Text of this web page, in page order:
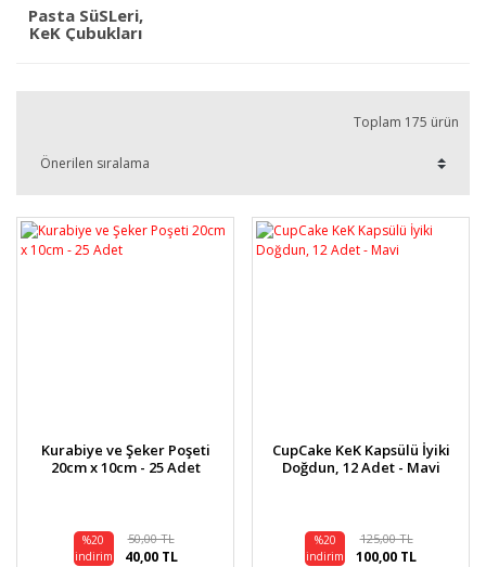
Pasta SüSLeri,
KeK Çubukları
Toplam 175 ürün
Kurabiye ve Şeker Poşeti
20cm x 10cm - 25 Adet
%20
indirim
50,00 TL
40,00 TL
CupCake KeK Kapsülü İyiki
Doğdun, 12 Adet - Mavi
%20
indirim
125,00 TL
100,00 TL